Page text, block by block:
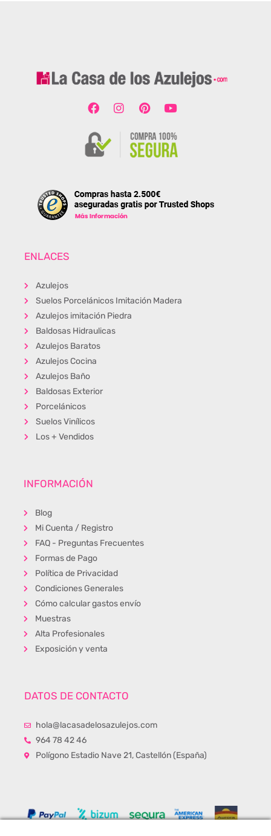
ENLACES
Azulejos
Suelos Porcelánicos Imitación Madera
Azulejos imitación Piedra
Baldosas Hidraulicas
Azulejos Baratos
Azulejos Cocina
Azulejos Baño
Baldosas Exterior
Porcelánicos
Suelos Vinílicos
Los + Vendidos
INFORMACIÓN
Blog
Mi Cuenta / Registro
FAQ - Preguntas Frecuentes
Formas de Pago
Política de Privacidad
Condiciones Generales
Cómo calcular gastos envío
Muestras
Alta Profesionales
Exposición y venta
DATOS DE CONTACTO
hola@lacasadelosazulejos.com
964 78 42 46
Polígono Estadio Nave 21, Castellón (España)